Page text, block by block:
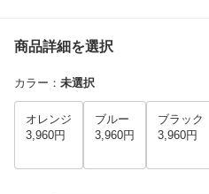
商品詳細を選択
カラー ： 未選択
オレンジ
3,960円
ブルー
3,960円
ブラック
3,960円